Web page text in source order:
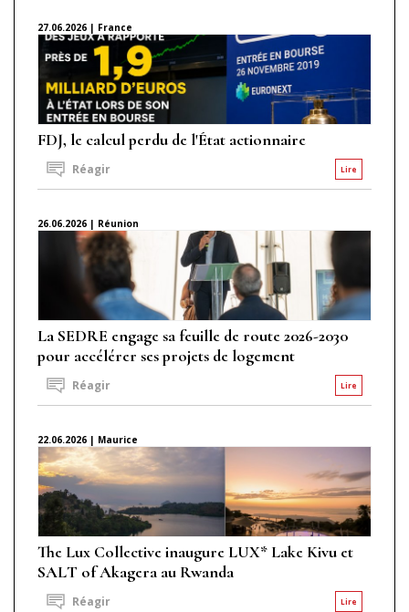
27.06.2026 | France
FDJ, le calcul perdu de l'État actionnaire
Lire
Réagir
26.06.2026 | Réunion
La SEDRE engage sa feuille de route 2026-2030
pour accélérer ses projets de logement
Lire
Réagir
22.06.2026 | Maurice
The Lux Collective inaugure LUX* Lake Kivu et
SALT of Akagera au Rwanda
Lire
Réagir